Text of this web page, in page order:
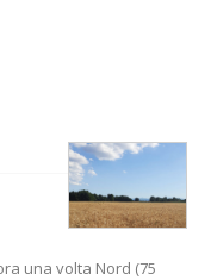
una volta Nord (75